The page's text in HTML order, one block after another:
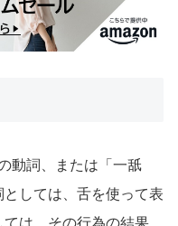
動詞、または「一舐
しては、舌を使って表
は、その行為の結果